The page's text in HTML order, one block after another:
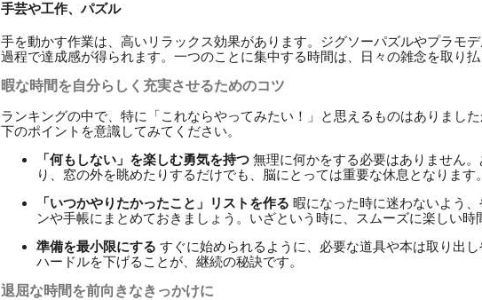
手芸や工作、パズル
手を動かす作業は、高いリラックス効果があります。ジグソーパズルやプラモ
過程で達成感が得られます。一つのことに集中する時間は、日々の雑念を取り払
暇な時間を自分らしく充実させるためのコツ
ランキングの中で、特に「これならやってみたい！」と思えるものはありまし
下のポイントを意識してみてください。
「何もしない」を楽しむ勇気を持つ 無理に何かをする必要はありません
り、窓の外を眺めたりするだけでも、脳にとっては重要な休息となります。
「いつかやりたかったこと」リストを作る 暇になった時に迷わないよう
ンや手帳にまとめておきましょう。いざという時に、スムーズに楽しい時
準備を最小限にする すぐに始められるように、必要な道具や本は取り出
ハードルを下げることが、継続の秘訣です。
退屈な時間を前向きなきっかけに